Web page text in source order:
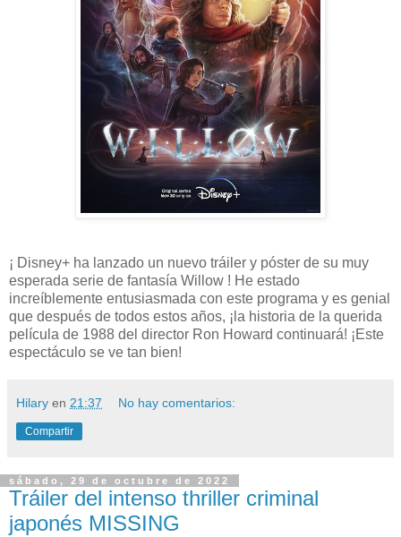
¡ Disney+ ha lanzado un nuevo tráiler y póster de su muy
esperada serie de fantasía Willow ! He estado
increíblemente entusiasmada con este programa y es genial
que después de todos estos años, ¡la historia de la querida
película de 1988 del director Ron Howard continuará! ¡Este
espectáculo se ve tan bien!
Hilary en 21:37 No hay comentarios:
Compartir
sábado, 29 de octubre de 2022
Tráiler del intenso thriller criminal
japonés MISSING